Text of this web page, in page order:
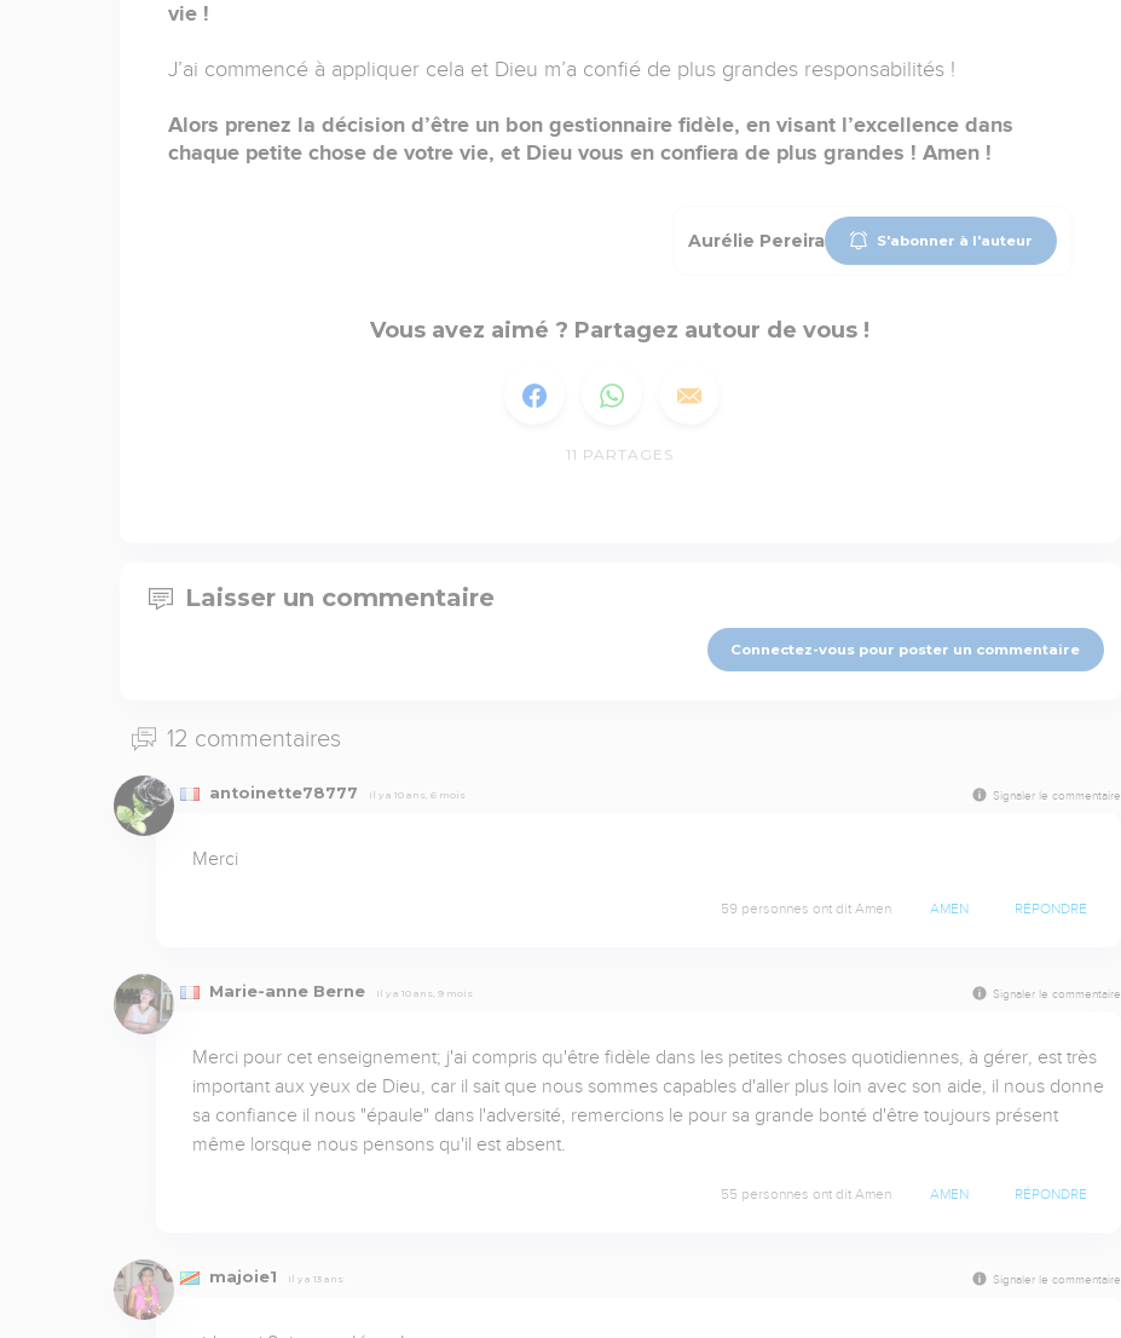
vie !
J’ai commencé à appliquer cela et Dieu m’a confié de plus grandes responsabilités !
Alors prenez la décision d’être un bon gestionnaire fidèle, en visant l’excellence dans
chaque petite chose de votre vie, et Dieu vous en confiera de plus grandes ! Amen !
Aurélie Pereira S'abonner à l'auteur
Vous avez aimé ? Partagez autour de vous !
11 PARTAGES
Laisser un commentaire
Connectez-vous pour poster un commentaire
12 commentaires
antoinette78777 Il y a 10 ans, 6 mois Signaler le commentaire
Merci
59 personnes ont dit Amen AMEN RÉPONDRE
Marie-anne Berne Il y a 10 ans, 9 mois Signaler le commentaire
Merci pour cet enseignement; j'ai compris qu'être fidèle dans les petites choses quotidiennes, à gérer, est très
important aux yeux de Dieu, car il sait que nous sommes capables d'aller plus loin avec son aide, il nous donne
sa confiance il nous "épaule" dans l'adversité, remercions le pour sa grande bonté d'être toujours présent
même lorsque nous pensons qu'il est absent.
55 personnes ont dit Amen AMEN RÉPONDRE
majoie1 Il y a 13 ans Signaler le commentaire